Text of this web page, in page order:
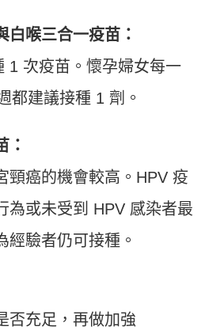
白喉三合一疫苗：
1 次疫苗。懷孕婦女每一
都建議接種 1 劑。
：
頸癌的機會較高。HPV 疫
為或未受到 HPV 感染者最
經驗者仍可接種。
否充足，再做加強